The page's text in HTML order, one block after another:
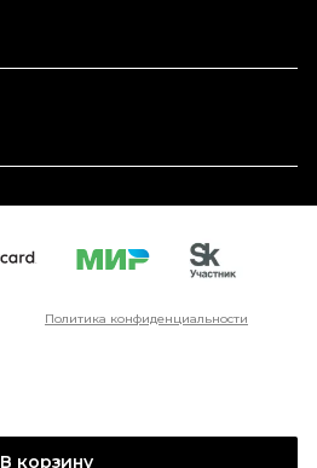
В корзину
Политика конфиденциальности